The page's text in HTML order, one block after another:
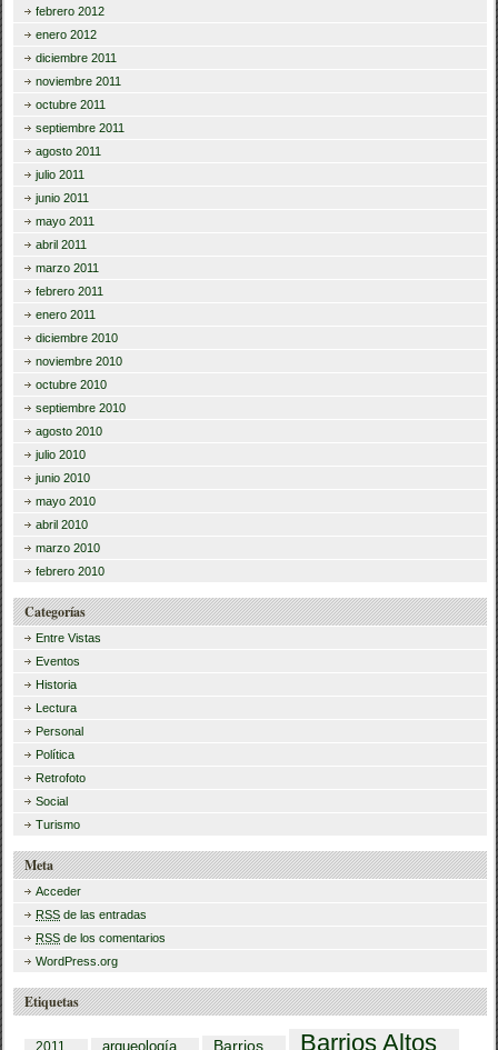
febrero 2012
enero 2012
diciembre 2011
noviembre 2011
octubre 2011
septiembre 2011
agosto 2011
julio 2011
junio 2011
mayo 2011
abril 2011
marzo 2011
febrero 2011
enero 2011
diciembre 2010
noviembre 2010
octubre 2010
septiembre 2010
agosto 2010
julio 2010
junio 2010
mayo 2010
abril 2010
marzo 2010
febrero 2010
Categorías
Entre Vistas
Eventos
Historia
Lectura
Personal
Política
Retrofoto
Social
Turismo
Meta
Acceder
RSS de las entradas
RSS de los comentarios
WordPress.org
Etiquetas
2011 arqueología Barrios Barrios Altos